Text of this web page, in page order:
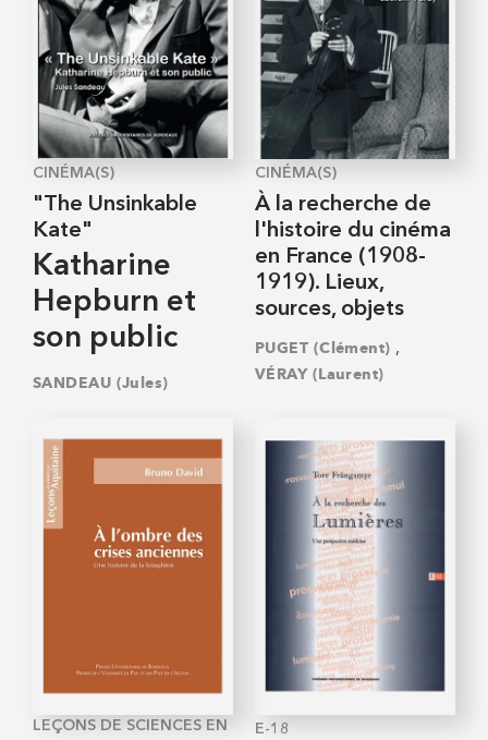
CINÉMA(S)
"The Unsinkable
Kate"
Katharine
Hepburn et
son public
SANDEAU (Jules)
CINÉMA(S)
À la recherche de
l'histoire du cinéma
en France (1908-
1919). Lieux,
sources, objets
PUGET (Clément) ,
VÉRAY (Laurent)
LEÇONS DE SCIENCES EN
E-18